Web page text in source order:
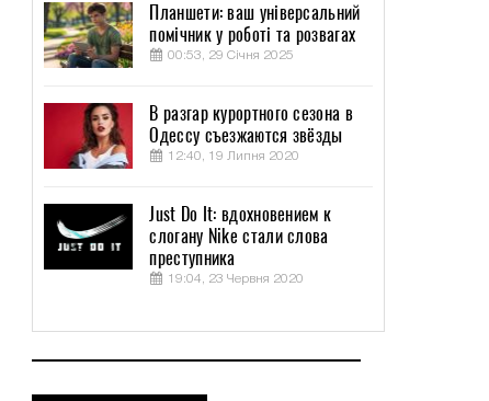
Планшети: ваш універсальний
помічник у роботі та розвагах
00:53, 29 Січня 2025
В разгар курортного сезона в
Одессу съезжаются звёзды
12:40, 19 Липня 2020
Just Do It: вдохновением к
слогану Nike стали слова
преступника
19:04, 23 Червня 2020